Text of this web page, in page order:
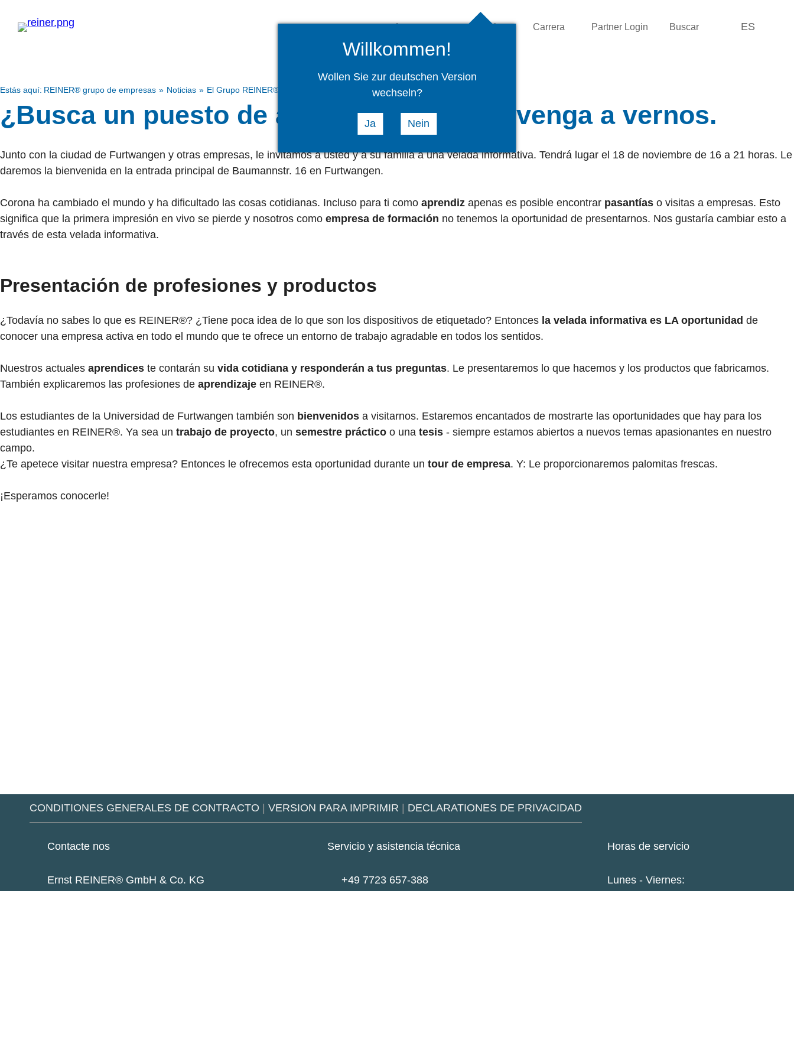
La empresa Noticias Carrera Partner Login Buscar ES
Estás aquí: REINER® grupo de empresas Noticias El Grupo REINER®
¿Busca un puesto de aprendizaje? Pues venga a vernos.
Junto con la ciudad de Furtwangen y otras empresas, le invitamos a usted y a su familia a una velada informativa. Tendrá lugar el 18 de noviembre de 16 a 21 horas. Le
daremos la bienvenida en la entrada principal de Baumannstr. 16 en Furtwangen.
Corona ha cambiado el mundo y ha dificultado las cosas cotidianas. Incluso para ti como aprendiz apenas es posible encontrar pasantías o visitas a empresas. Esto
significa que la primera impresión en vivo se pierde y nosotros como empresa de formación no tenemos la oportunidad de presentarnos. Nos gustaría cambiar esto a
través de esta velada informativa.
Presentación de profesiones y productos
¿Todavía no sabes lo que es REINER®? ¿Tiene poca idea de lo que son los dispositivos de etiquetado? Entonces la velada informativa es LA oportunidad de
conocer una empresa activa en todo el mundo que te ofrece un entorno de trabajo agradable en todos los sentidos.
Nuestros actuales aprendices te contarán su vida cotidiana y responderán a tus preguntas. Le presentaremos lo que hacemos y los productos que fabricamos.
También explicaremos las profesiones de aprendizaje en REINER®.
Los estudiantes de la Universidad de Furtwangen también son bienvenidos a visitarnos. Estaremos encantados de mostrarte las oportunidades que hay para los
estudiantes en REINER®. Ya sea un trabajo de proyecto, un semestre práctico o una tesis - siempre estamos abiertos a nuevos temas apasionantes en nuestro
campo.
¿Te apetece visitar nuestra empresa? Entonces le ofrecemos esta oportunidad durante un tour de empresa. Y: Le proporcionaremos palomitas frescas.
¡Esperamos conocerle!
CONDITIONES GENERALES DE CONTRACTO VERSION PARA IMPRIMIR DECLARATIONES DE PRIVACIDAD
Contacte nos
Ernst REINER® GmbH & Co. KG
Servicio y asistencia técnica
+49 7723 657-388
Horas de servicio
Lunes - Viernes:
Willkommen!
Wollen Sie zur deutschen Version
wechseln?
Ja Nein